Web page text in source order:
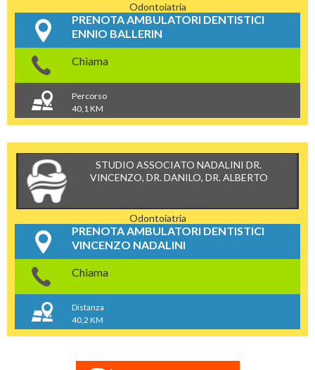
Odontoiatria
PRENOTA AMBULATORI DENTISTICI
ENNIO BALLERIN
Chiama
Percorso
40,1 KM
STUDIO ASSOCIATO NADALINI DR.
VINCENZO, DR. DANILO, DR. ALBERTO
Odontoiatria
PRENOTA AMBULATORI DENTISTICI
VINCENZO NADALINI
Chiama
Distanza
40,2 KM